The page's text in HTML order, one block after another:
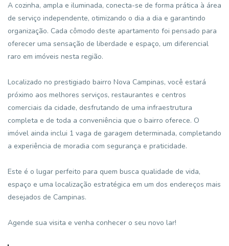
A cozinha, ampla e iluminada, conecta-se de forma prática à área
de serviço independente, otimizando o dia a dia e garantindo
organização. Cada cômodo deste apartamento foi pensado para
oferecer uma sensação de liberdade e espaço, um diferencial
raro em imóveis nesta região.
Localizado no prestigiado bairro Nova Campinas, você estará
próximo aos melhores serviços, restaurantes e centros
comerciais da cidade, desfrutando de uma infraestrutura
completa e de toda a conveniência que o bairro oferece. O
imóvel ainda inclui 1 vaga de garagem determinada, completando
a experiência de moradia com segurança e praticidade.
Este é o lugar perfeito para quem busca qualidade de vida,
espaço e uma localização estratégica em um dos endereços mais
desejados de Campinas.
Agende sua visita e venha conhecer o seu novo lar!